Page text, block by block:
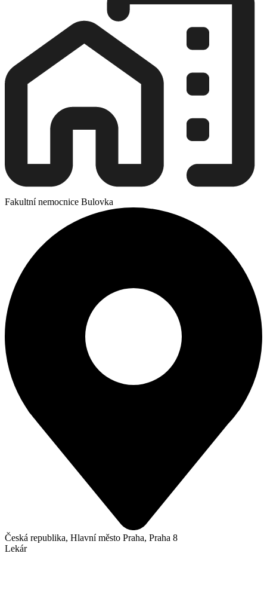
Fakultní nemocnice Bulovka
Česká republika, Hlavní město Praha, Praha 8
Lekár